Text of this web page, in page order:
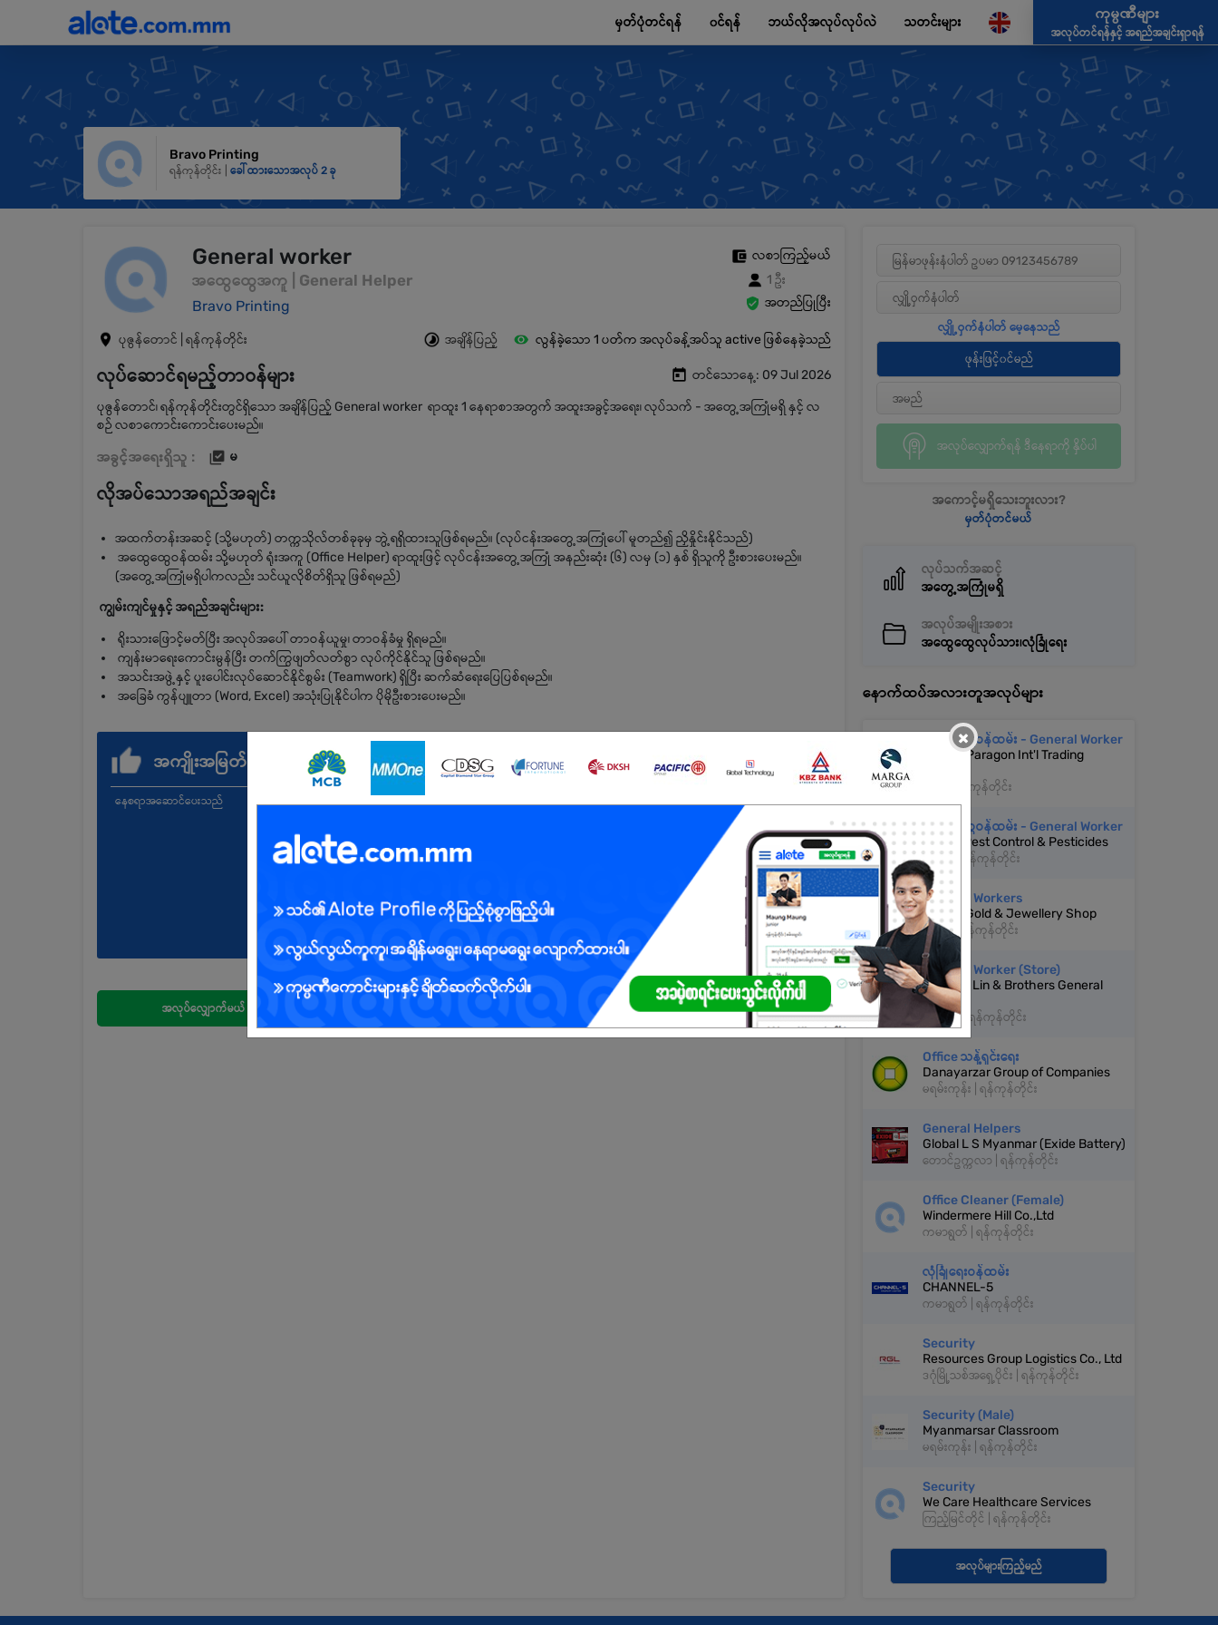
မှတ်ပုံတင်ရန် ၀င်ရန် ဘယ်လိုအလုပ်လုပ်လဲ သတင်းများ
ကုမ္ပဏီများ
အလုပ်တင်ရန်နှင့် အရည်အချင်းရှာရန်
Bravo Printing
ရန်ကုန်တိုင်း | ခေါ်ထားသောအလုပ် 2 ခု
General worker
အထွေထွေအကူ | General Helper
Bravo Printing
လစာကြည့်မယ်
1 ဦး
အတည်ပြုပြီး
ပုဇွန်တောင် | ရန်ကုန်တိုင်း အချိန်ပြည့် လွန်ခဲ့သော 1 ပတ်က အလုပ်ခန့်အပ်သူ active ဖြစ်နေခဲ့သည်
လုပ်ဆောင်ရမည့်တာဝန်များ တင်သောနေ့: 09 Jul 2026
ပုဇွန်တောင်၊ ရန်ကုန်တိုင်းတွင်ရှိသော အချိန်ပြည့် General worker ရာထူး 1 နေရာစာအတွက် အထူးအခွင့်အရေး၊ လုပ်သက် - အတွေ့အကြုံမရှိ နှင့် လ
စဉ် လစာကောင်းကောင်းပေးမည်။
အခွင့်အရေးရှိသူ : မ
လိုအပ်သောအရည်အချင်း
အထက်တန်းအဆင့် (သို့မဟုတ်) တက္ကသိုလ်တစ်ခုခုမှ ဘွဲ့ရရှိထားသူဖြစ်ရမည်။ (လုပ်ငန်းအတွေ့အကြုံပေါ် မူတည်၍ ညှိနှိုင်းနိုင်သည်)
အထွေထွေဝန်ထမ်း သို့မဟုတ် ရုံးအကူ (Office Helper) ရာထူးဖြင့် လုပ်ငန်းအတွေ့အကြုံ အနည်းဆုံး (၆) လမှ (၁) နှစ် ရှိသူကို ဦးစားပေးမည်။
(အတွေ့အကြုံမရှိပါကလည်း သင်ယူလိုစိတ်ရှိသူ ဖြစ်ရမည်)
ကျွမ်းကျင်မှုနှင့် အရည်အချင်းများ:
ရိုးသားဖြောင့်မတ်ပြီး အလုပ်အပေါ် တာဝန်ယူမှု၊ တာဝန်ခံမှု ရှိရမည်။
ကျန်းမာရေးကောင်းမွန်ပြီး တက်ကြွဖျတ်လတ်စွာ လုပ်ကိုင်နိုင်သူ ဖြစ်ရမည်။
အသင်းအဖွဲ့နှင့် ပူးပေါင်းလုပ်ဆောင်နိုင်စွမ်း (Teamwork) ရှိပြီး ဆက်ဆံရေးပြေပြစ်ရမည်။
အခြေခံ ကွန်ပျူတာ (Word, Excel) အသုံးပြုနိုင်ပါက ပိုမိုဦးစားပေးမည်။
အကျိုးအမြတ်
နေစရာအဆောင်ပေးသည်
အလုပ်လျှောက်မယ်
အလုပ်လျှောက်ရန် ဒီနေရာကို နှိပ်ပါ
အကောင့်မရှိသေးဘူးလား?
မှတ်ပုံတင်မယ်
လုပ်သက်အဆင့်
အတွေ့အကြုံမရှိ
အလုပ်အမျိုးအစား
အထွေထွေလုပ်သား၊လုံခြုံရေး
နောက်ထပ်အလားတူအလုပ်များ
အထွေထွေဝန်ထမ်း - General Worker
Unique Paragon Int'l Trading
အလုံ | ရန်ကုန်တိုင်း
အထွေထွေဝန်ထမ်း - General Worker
Happy Pest Control & Pesticides
တာမွေ | ရန်ကုန်တိုင်း
General Workers
Take Li Gold & Jewellery Shop
လသာ | ရန်ကုန်တိုင်း
General Worker (Store)
Aung Ye Lin & Brothers General
Trading
ရန်ကင်း | ရန်ကုန်တိုင်း
Office သန့်ရှင်းရေး
Danayarzar Group of Companies
မရမ်းကုန်း | ရန်ကုန်တိုင်း
General Helpers
Global L S Myanmar (Exide Battery)
တောင်ဥက္ကလာ | ရန်ကုန်တိုင်း
Office Cleaner (Female)
Windermere Hill Co.,Ltd
ကမာရွတ် | ရန်ကုန်တိုင်း
လုံခြုံရေးဝန်ထမ်း
CHANNEL-5
ကမာရွတ် | ရန်ကုန်တိုင်း
Security
Resources Group Logistics Co., Ltd
ဒဂုံမြို့သစ်အရှေ့ပိုင်း | ရန်ကုန်တိုင်း
Security (Male)
Myanmarsar Classroom
မရမ်းကုန်း | ရန်ကုန်တိုင်း
Security
We Care Healthcare Services
ကြည့်မြင်တိုင် | ရန်ကုန်တိုင်း
အလုပ်များကြည့်မည်
×